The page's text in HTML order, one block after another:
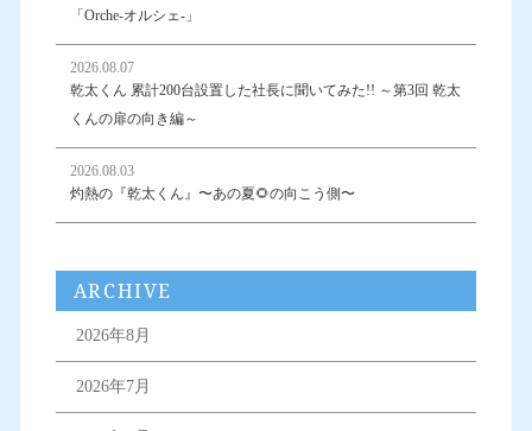
「Orche-オルシェ-」
2026.08.07
乾太くん 累計200台設置した社長に聞いてみた!! ～第3回 乾太
くんの扉の向き編～
2026.08.03
灼熱の『乾太くん』〜あの夏🌻の向こう側〜
ARCHIVE
2026年8月
2026年7月